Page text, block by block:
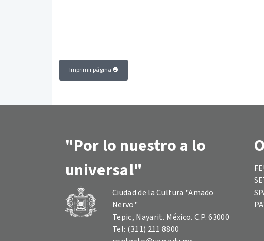
Imprimir página
"Por lo nuestro a lo
universal"
Ciudad de la Cultura "Amado
Nervo"
Tepic, Nayarit. México. C.P. 63000
Tel: (311) 211 8800